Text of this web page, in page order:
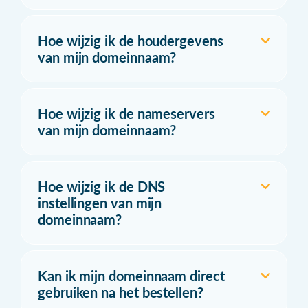
Hoe wijzig ik de houdergevens
van mijn domeinnaam?
Hoe wijzig ik de nameservers
van mijn domeinnaam?
Hoe wijzig ik de DNS
instellingen van mijn
domeinnaam?
Kan ik mijn domeinnaam direct
gebruiken na het bestellen?